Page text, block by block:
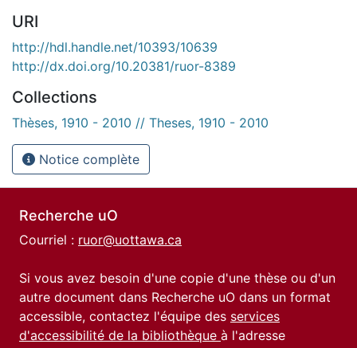
URI
http://hdl.handle.net/10393/10639
http://dx.doi.org/10.20381/ruor-8389
Collections
Thèses, 1910 - 2010 // Theses, 1910 - 2010
Notice complète
Recherche uO
Courriel : ruor@uottawa.ca
Si vous avez besoin d'une copie d'une thèse ou d'un
autre document dans Recherche uO dans un format
accessible, contactez l'équipe des services
d'accessibilité de la bibliothèque à l'adresse